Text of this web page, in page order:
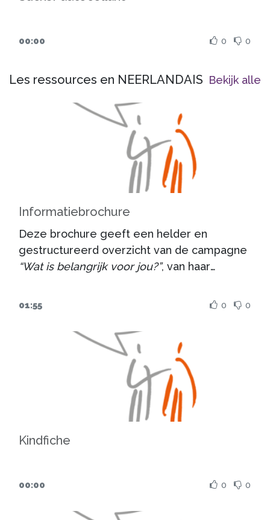
00:00 0 0
Les ressources en NEERLANDAIS Bekijk alle
Informatiebrochure
Deze brochure geeft een helder en
gestructureerd overzicht van de campagne
“Wat is belangrijk voor jou?”, van haar
praktijk. Ze is opgevat als een praktisch
plaats tot zorgprofessionals en
kaliteitscoördinatoren die de campagne
willen uitrollen of versterken, maar o
tot iedereen die beter wil begrijpen waar
de campagne voor staat en welke impact
. Je vindt er concrete
met PREMs, de meerwaarde voor
evenals aandachtspunten voor opvolging en
vind je nog praktijkervaringen en een
01:55 0 0
Kindfiche
00:00 0 0